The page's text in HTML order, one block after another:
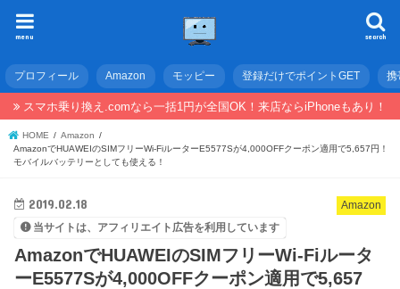
search
menu
プロフィール Amazon モッピー 登録だけでポイントGET 携
スマホ乗り換え.comなら一括1円が全国OK！来店ならiPhoneもあり！
HOME
Amazon
AmazonでHUAWEIのSIMフリーWi-FiルーターE5577Sが4,000OFFクーポン適用で5,657円！
モバイルバッテリーとしても使える！
Amazon
2019.02.18
当サイトは、アフィリエイト広告を利用しています
AmazonでHUAWEIのSIMフリーWi-Fiルータ
ーE5577Sが4,000OFFクーポン適用で5,657